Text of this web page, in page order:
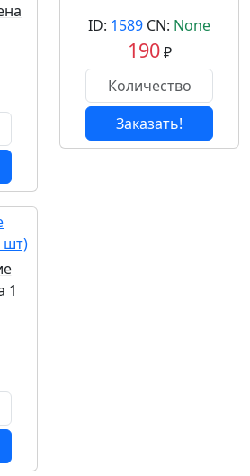
ID: 1589 CN: None
190₽
Заказать!
1